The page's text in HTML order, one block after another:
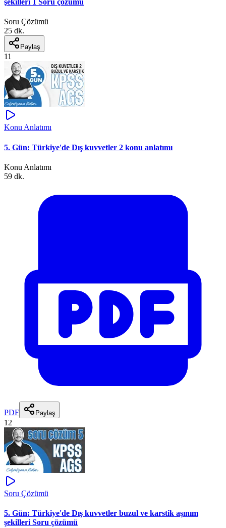
şekilleri 1 Soru çözümü
Soru Çözümü
25 dk.
Paylaş
11
Konu Anlatımı
5. Gün: Türkiye'de Dış kuvvetler 2 konu anlatımı
Konu Anlatımı
59 dk.
PDF Paylaş
12
Soru Çözümü
5. Gün: Türkiye'de Dış kuvvetler buzul ve karstik aşınım
şekilleri Soru çözümü